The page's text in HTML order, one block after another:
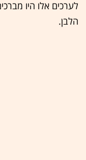
לערכים אלו היו
הלבן.